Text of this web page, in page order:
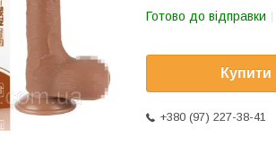
Готово до відправки
Купити
+380 (97) 227-38-41